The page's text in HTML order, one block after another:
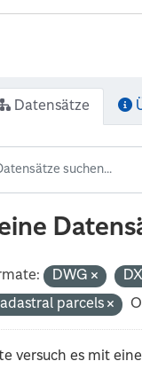
Datensätze
DWG
parcels
versuch es mit